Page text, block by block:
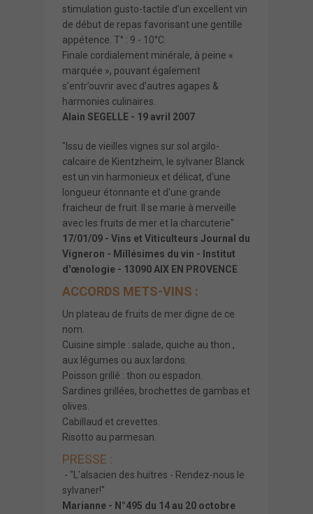
stimulation gusto-tactile d’un excellent vin
de début de repas favorisant une gentille
appétence. T° : 9 - 10°C.
Finale cordialement minérale, à peine «
marquée », pouvant également
s’entr’ouvrir avec d’autres agapes &
harmonies culinaires.
Alain SEGELLE - 19 avril 2007
"Issu de vieilles vignes sur sol argilo-
calcaire de Kientzheim, le sylvaner Blanck
est un vin harmonieux et délicat, d'une
longueur étonnante et d'une grande
fraicheur de fruit. Il se marie à merveille
avec les fruits de mer et la charcuterie"
17/01/09 - Vins et Viticulteurs Journal du
Vigneron - Millésimes du vin - Institut
d'œnologie - 13090 AIX EN PROVENCE
ACCORDS METS-VINS :
Un plateau de fruits de mer digne de ce
nom.
Cuisine simple : salade, quiche au thon ,
aux légumes ou aux lardons.
Poisson grillé : thon ou espadon.
Sardines grillées, brochettes de gambas et
olives.
Cabillaud et crevettes.
Risotto au parmesan.
PRESSE :
- "L'alsacien des huitres - Rendez-nous le
sylvaner!"
Marianne - N°495 du 14 au 20 octobre